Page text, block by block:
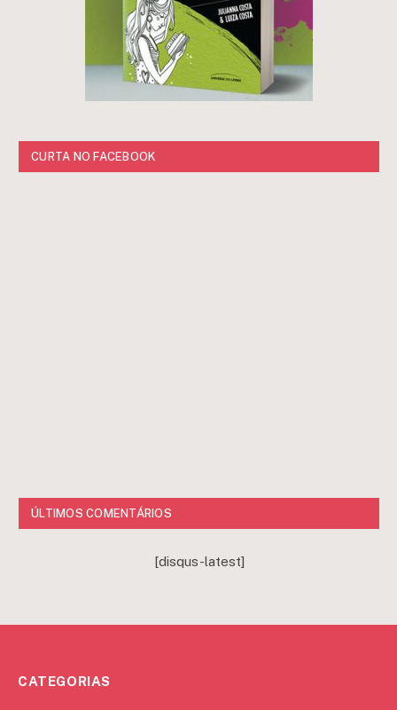
CURTA NO FACEBOOK
ÚLTIMOS COMENTÁRIOS
[disqus-latest]
CATEGORIAS